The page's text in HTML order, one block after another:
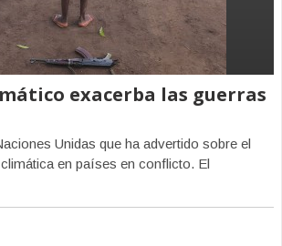
exacerba las guerras
Unidas que ha advertido sobre el
en países en conflicto. El